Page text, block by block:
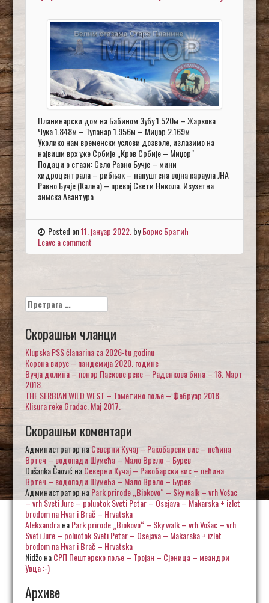
Планинарски дом на Бабином Зубу 1.520м – Жаркова
Чука 1.848м – Тупанар 1.956м – Миџор 2.169м
Уколико нам временски услови дозволе, излазимо на
највиши врх уже Србије „Кров Србије – Миџор“
Подаци о стази: Село Равно Бучје – мини
хидроцентрала – рибњак – напуштена војна караула ЈНА
Равно Бучје (Кална) – превој Свети Никола. Изузетна
зимска Авантура
Posted on11. јануар 2022.byБорис Братић
Leave a comment
Претрага
за:
Скорашњи чланци
Klupska PSS članarina za 2026-tu godinu
Корона вирус – пандемија 2020. године
Вучја долина – понор Паскове реке – Раденкова бина – 18. Март
2018.
THE SERBIAN WILD WEST – Тометино поље – Фебруар 2018.
Klisura reke Gradac. Maj 2017.
Скорашњи коментари
Администратор наСеверни Кучај – Ракобарски вис – пећина
Вртеч – водопади Шумећа – Мало Врело – Бурев
Dušanka ČaovićнаСеверни Кучај – Ракобарски вис – пећина
Вртеч – водопади Шумећа – Мало Врело – Бурев
Администратор наPark prirode „Biokovo“ – Sky walk – vrh Vošac
– vrh Sveti Jure – poluotok Sveti Petar – Osejava – Makarska + izlet
brodom na Hvar i Brač – Hrvatska
AleksandraнаPark prirode „Biokovo“ – Sky walk – vrh Vošac – vrh
Sveti Jure – poluotok Sveti Petar – Osejava – Makarska + izlet
brodom na Hvar i Brač – Hrvatska
NidžoнаСРП Пештерско поље – Тројан – Сјеница – меандри
Увца :-)
Архиве